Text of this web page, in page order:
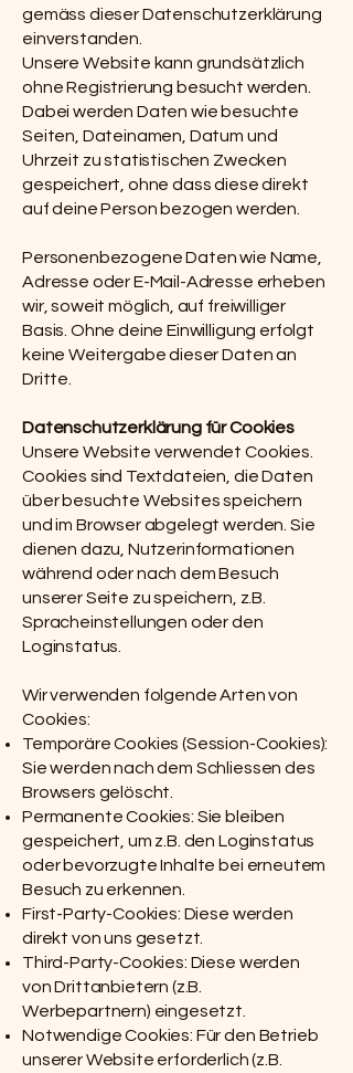
gemäss dieser Datenschutzerklärung
einverstanden.
Unsere Website kann grundsätzlich
ohne Registrierung besucht werden.
Dabei werden Daten wie besuchte
Seiten, Dateinamen, Datum und
Uhrzeit zu statistischen Zwecken
gespeichert, ohne dass diese direkt
auf deine Person bezogen werden.
Personenbezogene Daten wie Name,
Adresse oder E-Mail-Adresse erheben
wir, soweit möglich, auf freiwilliger
Basis. Ohne deine Einwilligung erfolgt
keine Weitergabe dieser Daten an
Dritte.
Datenschutzerklärung für Cookies
Unsere Website verwendet Cookies.
Cookies sind Textdateien, die Daten
über besuchte Websites speichern
und im Browser abgelegt werden. Sie
dienen dazu, Nutzerinformationen
während oder nach dem Besuch
unserer Seite zu speichern, z.B.
Spracheinstellungen oder den
Loginstatus.
Wir verwenden folgende Arten von
Cookies:
Temporäre Cookies (Session-Cookies):
Sie werden nach dem Schliessen des
Browsers gelöscht.
Permanente Cookies: Sie bleiben
gespeichert, um z.B. den Loginstatus
oder bevorzugte Inhalte bei erneutem
Besuch zu erkennen.
First-Party-Cookies: Diese werden
direkt von uns gesetzt.
Third-Party-Cookies: Diese werden
von Drittanbietern (z.B.
Werbepartnern) eingesetzt.
Notwendige Cookies: Für den Betrieb
unserer Website erforderlich (z.B.